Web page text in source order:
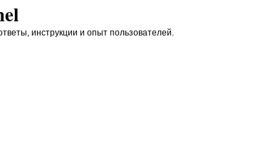
инструкции и опыт пользователей.